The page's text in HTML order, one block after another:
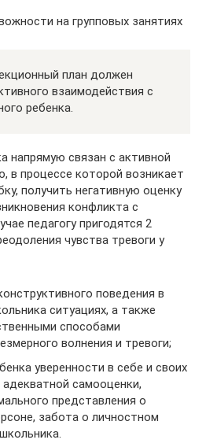
на групповых занятиях
план должен
взаимодействия с
ребенка.
напрямую связан с активной
в процессе которой возникает
получить негативную оценку
конфликта с
педагогу пригодятся 2
чувства тревоги у
поведения в
ситуациях, а также
способами
волнения и тревоги;
уверенности в себе и своих
адекватной самооценки,
представления о
забота о личностном